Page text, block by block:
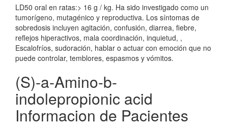
LD50 oral en ratas:> 16 g / kg. Ha sido investigado como un
tumorígeno, mutagénico y reproductiva. Los síntomas de
sobredosis incluyen agitación, confusión, diarrea, fiebre,
reflejos hiperactivos, mala coordinación, inquietud, ,
Escalofríos, sudoración, hablar o actuar con emoción que no
puede controlar, temblores, espasmos y vómitos.
(S)-a-Amino-b-
indolepropionic acid
Informacion de Pacientes